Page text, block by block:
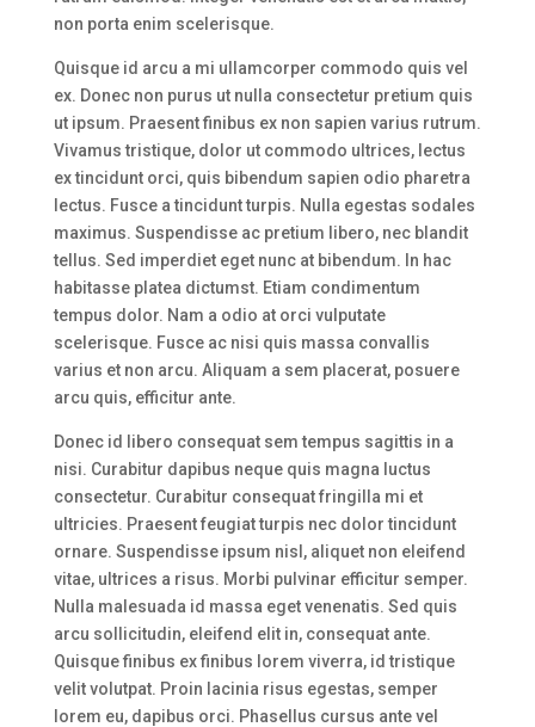
non porta enim scelerisque.
Quisque id arcu a mi ullamcorper commodo quis vel
ex. Donec non purus ut nulla consectetur pretium quis
ut ipsum. Praesent finibus ex non sapien varius rutrum.
Vivamus tristique, dolor ut commodo ultrices, lectus
ex tincidunt orci, quis bibendum sapien odio pharetra
lectus. Fusce a tincidunt turpis. Nulla egestas sodales
maximus. Suspendisse ac pretium libero, nec blandit
tellus. Sed imperdiet eget nunc at bibendum. In hac
habitasse platea dictumst. Etiam condimentum
tempus dolor. Nam a odio at orci vulputate
scelerisque. Fusce ac nisi quis massa convallis
varius et non arcu. Aliquam a sem placerat, posuere
arcu quis, efficitur ante.
Donec id libero consequat sem tempus sagittis in a
nisi. Curabitur dapibus neque quis magna luctus
consectetur. Curabitur consequat fringilla mi et
ultricies. Praesent feugiat turpis nec dolor tincidunt
ornare. Suspendisse ipsum nisl, aliquet non eleifend
vitae, ultrices a risus. Morbi pulvinar efficitur semper.
Nulla malesuada id massa eget venenatis. Sed quis
arcu sollicitudin, eleifend elit in, consequat ante.
Quisque finibus ex finibus lorem viverra, id tristique
velit volutpat. Proin lacinia risus egestas, semper
lorem eu, dapibus orci. Phasellus cursus ante vel